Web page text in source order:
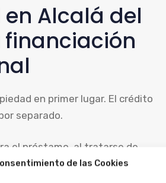
de las Cookies
Alcalá del
financiación
en primer lugar. El crédito
separado.
el préstamo, al tratarse de
por ambos contratos.